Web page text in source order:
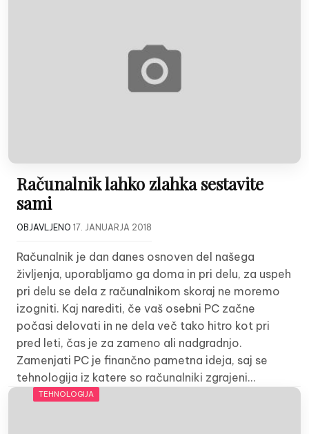
Računalnik lahko zlahka sestavite
sami
OBJAVLJENO 17. JANUARJA 2018
Računalnik je dan danes osnoven del našega
življenja, uporabljamo ga doma in pri delu, za uspeh
pri delu se dela z računalnikom skoraj ne moremo
izogniti. Kaj narediti, če vaš osebni PC začne
počasi delovati in ne dela več tako hitro kot pri
pred leti, čas je za zameno ali nadgradnjo.
Zamenjati PC je finančno pametna ideja, saj se
tehnologija iz katere so računalniki zgrajeni…
TEHNOLOGIJA